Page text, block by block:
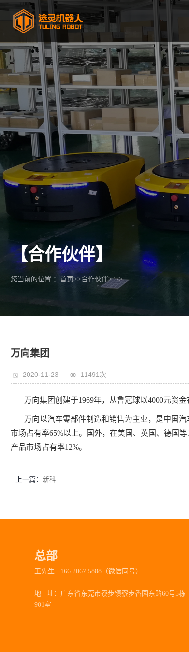
【合作伙伴】
您当前的位置 ： 首页>>合作伙伴>" />
万向集团
2020-11-23 11491次
万向集团创建于1969年，从鲁冠球以4000元资
万向以汽车零部件制造和销售为主业，是中国
市场占有率65%以上。国外，在美国、英国、德国
产品市场占有率12%。
上一篇： 新科
总部
王先生 166 2067 5888（微信同号）
地 址： 广东省东莞市寮步镇寮步香园东路60号5栋
901室